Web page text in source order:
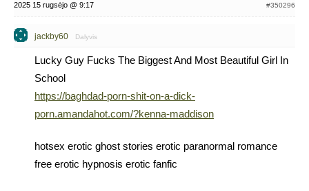
2025 15 rugsėjo @ 9:17 #350296
jackby60 Dalyvis
Lucky Guy Fucks The Biggest And Most Beautiful Girl In
School
https://baghdad-porn-shit-on-a-dick-
porn.amandahot.com/?kenna-maddison
hotsex erotic ghost stories erotic paranormal romance
free erotic hypnosis erotic fanfic